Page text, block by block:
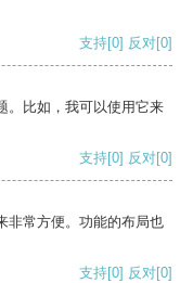
支持[0] 反对[0]
。比如，我可以使用它来
支持[0] 反对[0]
非常方便。功能的布局也
支持[0] 反对[0]